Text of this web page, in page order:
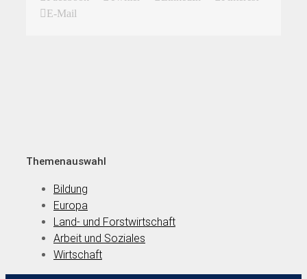
E-Mail
Themenauswahl
Bildung
Europa
Land- und Forstwirtschaft
Arbeit und Soziales
Wirtschaft